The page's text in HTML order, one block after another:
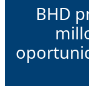
BHD